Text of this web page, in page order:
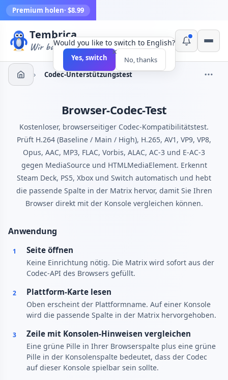
Premium holen· $8.99
Tembrica
Wir bauen Werkzeuge
› Codec-Unterstützungstest
Browser-Codec-Test
Kostenloser, browserseitiger Codec-Kompatibilitätstest.
Prüft H.264 (Baseline / Main / High), H.265, AV1, VP9, VP8,
Opus, AAC, MP3, FLAC, Vorbis, ALAC, AC-3 und E-AC-3
gegen MediaSource und HTMLMediaElement. Erkennt
Steam Deck, PS5, Xbox und Switch automatisch und hebt
die passende Spalte in der Matrix hervor, damit Sie Ihren
Browser direkt mit der Konsole vergleichen können.
Anwendung
1 Seite öffnen
Keine Einrichtung nötig. Die Matrix wird sofort aus der
Codec-API des Browsers gefüllt.
2 Plattform-Karte lesen
Oben erscheint der Plattformname. Auf einer Konsole
wird die passende Spalte in der Matrix hervorgehoben.
3 Zeile mit Konsolen-Hinweisen vergleichen
Eine grüne Pille in Ihrer Browserspalte plus eine grüne
Pille in der Konsolenspalte bedeutet, dass der Codec
auf dieser Konsole spielbar sein sollte.
×
Would you like to switch to English?
Yes, switch No, thanks